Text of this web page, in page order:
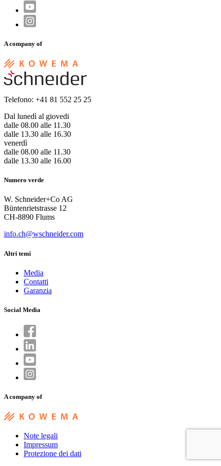
A company of
Telefono: +41 81 552 25 25
Dal lunedì al giovedi
dalle 08.00 alle 11.30
dalle 13.30 alle 16.30
venerdì
dalle 08.00 alle 11.30
dalle 13.30 alle 16.00
Numero verde
W. Schneider+Co AG
Büntenrietstrasse 12
CH-8890 Flums
info.ch@wschneider.com
Altri temi
Media
Contatti
Garanzia
Social Media
A company of
Note legali
Impressum
Protezione dei dati